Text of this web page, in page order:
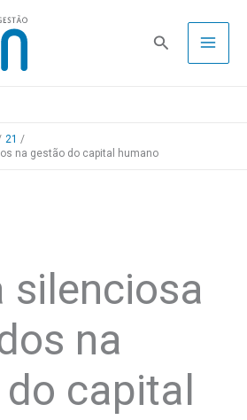
Pesquisa
21
na gestão do capital humano
silenciosa
na
capital